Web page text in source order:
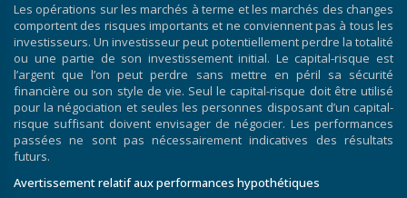
Les opérations sur les marchés à terme et les marchés des changes
comportent des risques importants et ne conviennent pas à tous les
investisseurs. Un investisseur peut potentiellement perdre la totalité
ou une partie de son investissement initial. Le capital-risque est
l’argent que l’on peut perdre sans mettre en péril sa sécurité
financière ou son style de vie. Seul le capital-risque doit être utilisé
pour la négociation et seules les personnes disposant d’un capital-
risque suffisant doivent envisager de négocier. Les performances
passées ne sont pas nécessairement indicatives des résultats
futurs.
Avertissement relatif aux performances hypothétiques